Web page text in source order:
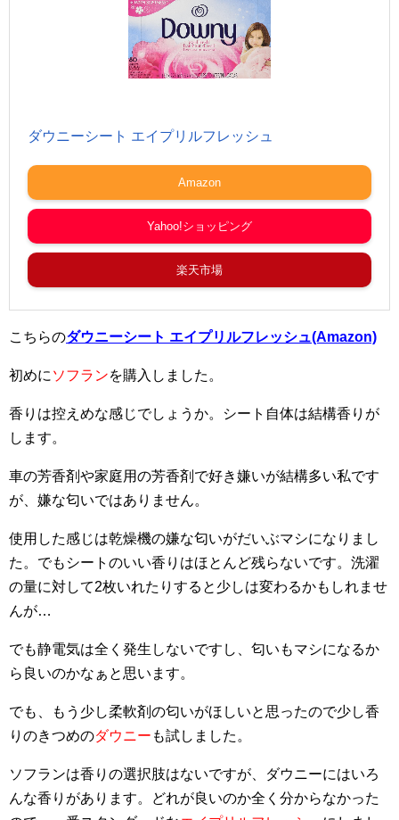
ダウニーシート エイプリルフレッシュ
Amazon
Yahoo!ショッピング
楽天市場
こちらのダウニーシート エイプリルフレッシュ(Amazon)
初めに ソフランを購入しました。
香りは控えめな感じでしょうか。シート自体は結構香りが
します。
車の芳香剤や家庭用の芳香剤で好き嫌いが結構多い私です
が、嫌な匂いではありません。
使用した感じは乾燥機の嫌な匂いがだいぶマシになりまし
た。でもシートのいい香りはほとんど残らないです。洗濯
の量に対して2枚いれたりすると少しは変わるかもしれませ
んが…
でも静電気は全く発生しないですし、匂いもマシになるか
ら良いのかなぁと思います。
でも、もう少し柔軟剤の匂いがほしいと思ったので少し香
りのきつめのダウニー も試しました。
ソフランは香りの選択肢はないですが、ダウニーにはいろ
んな香りがあります。どれが良いのか全く分からなかった